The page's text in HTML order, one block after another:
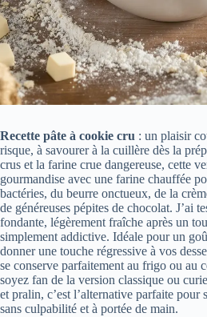
Recette pâte à cookie cru : un plaisir
risque, à savourer à la cuillère dès la
crus et la farine crue dangereuse, cette
gourmandise avec une farine chauffée
bactéries, du beurre onctueux, de la
de généreuses pépites de chocolat. J’ai
fondante, légèrement fraîche après un
simplement addictive. Idéale pour un
donner une touche régressive à vos
se conserve parfaitement au frigo ou au
soyez fan de la version classique ou
et pralin, c’est l’alternative parfaite pour
sans culpabilité et à portée de main.